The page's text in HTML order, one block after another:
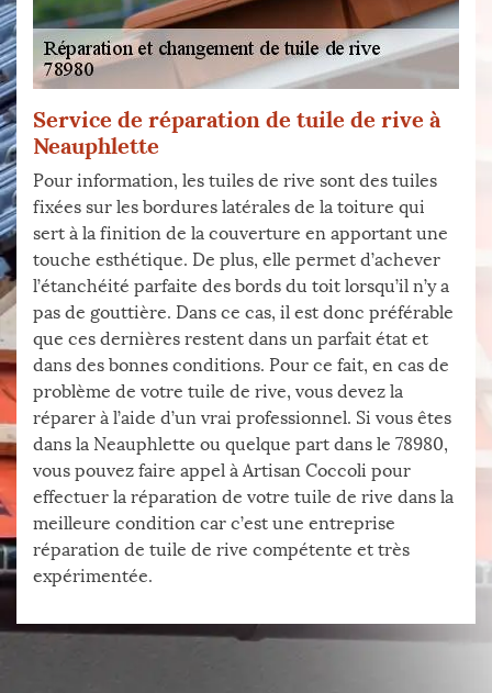
Service de réparation de tuile de rive à
Neauphlette
Pour information, les tuiles de rive sont des tuiles
fixées sur les bordures latérales de la toiture qui
sert à la finition de la couverture en apportant une
touche esthétique. De plus, elle permet d’achever
l’étanchéité parfaite des bords du toit lorsqu’il n’y a
pas de gouttière. Dans ce cas, il est donc préférable
que ces dernières restent dans un parfait état et
dans des bonnes conditions. Pour ce fait, en cas de
problème de votre tuile de rive, vous devez la
réparer à l’aide d’un vrai professionnel. Si vous êtes
dans la Neauphlette ou quelque part dans le 78980,
vous pouvez faire appel à Artisan Coccoli pour
effectuer la réparation de votre tuile de rive dans la
meilleure condition car c’est une entreprise
réparation de tuile de rive compétente et très
expérimentée.